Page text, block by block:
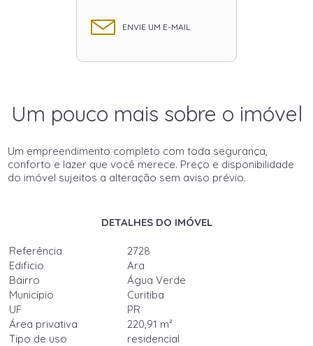
ENVIE UM E-MAIL
Um pouco mais sobre o imóvel
Um empreendimento completo com toda segurança,
conforto e lazer que você merece. Preço e disponibilidade
do imóvel sujeitos a alteração sem aviso prévio.
DETALHES DO IMÓVEL
Referência
2728
Edificio
Ara
Bairro
Água Verde
Município
Curitiba
UF
PR
Área privativa
220,91 m²
Tipo de uso
residencial